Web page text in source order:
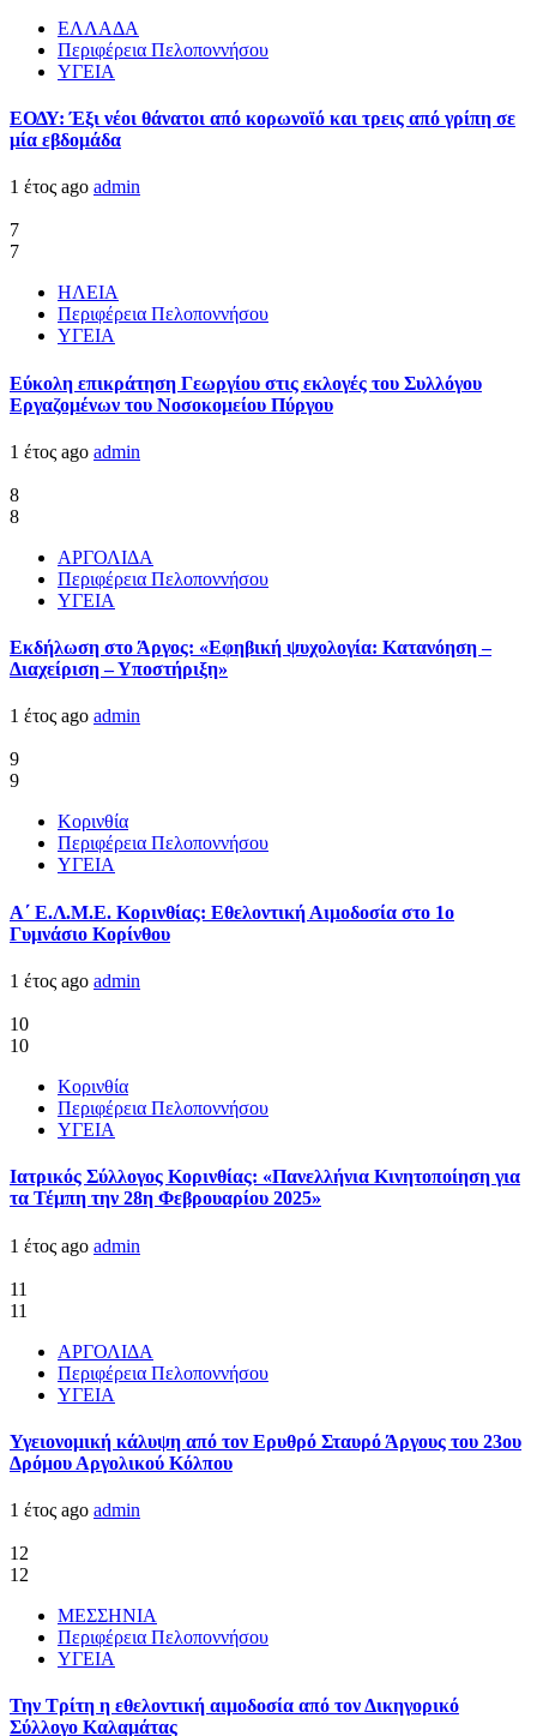
ΕΛΛΑΔΑ
Περιφέρεια Πελοποννήσου
ΥΓΕΙΑ
ΕΟΔΥ: Έξι νέοι θάνατοι από κορωνοϊό και τρεις από γρίπη σε
μία εβδομάδα
1 έτος ago admin
7
7
ΗΛΕΙΑ
Περιφέρεια Πελοποννήσου
ΥΓΕΙΑ
Εύκολη επικράτηση Γεωργίου στις εκλογές του Συλλόγου
Εργαζομένων του Νοσοκομείου Πύργου
1 έτος ago admin
8
8
ΑΡΓΟΛΙΔΑ
Περιφέρεια Πελοποννήσου
ΥΓΕΙΑ
Εκδήλωση στο Άργος: «Εφηβική ψυχολογία: Κατανόηση –
Διαχείριση – Υποστήριξη»
1 έτος ago admin
9
9
Κορινθία
Περιφέρεια Πελοποννήσου
ΥΓΕΙΑ
Α΄ Ε.Λ.Μ.Ε. Κορινθίας: Εθελοντική Αιμοδοσία στο 1ο
Γυμνάσιο Κορίνθου
1 έτος ago admin
10
10
Κορινθία
Περιφέρεια Πελοποννήσου
ΥΓΕΙΑ
Ιατρικός Σύλλογος Κορινθίας: «Πανελλήνια Κινητοποίηση για
τα Τέμπη την 28η Φεβρουαρίου 2025»
1 έτος ago admin
11
11
ΑΡΓΟΛΙΔΑ
Περιφέρεια Πελοποννήσου
ΥΓΕΙΑ
Υγειονομική κάλυψη από τον Ερυθρό Σταυρό Άργους του 23ου
Δρόμου Αργολικού Κόλπου
1 έτος ago admin
12
12
ΜΕΣΣΗΝΙΑ
Περιφέρεια Πελοποννήσου
ΥΓΕΙΑ
Την Τρίτη η εθελοντική αιμοδοσία από τον Δικηγορικό
Σύλλογο Καλαμάτας